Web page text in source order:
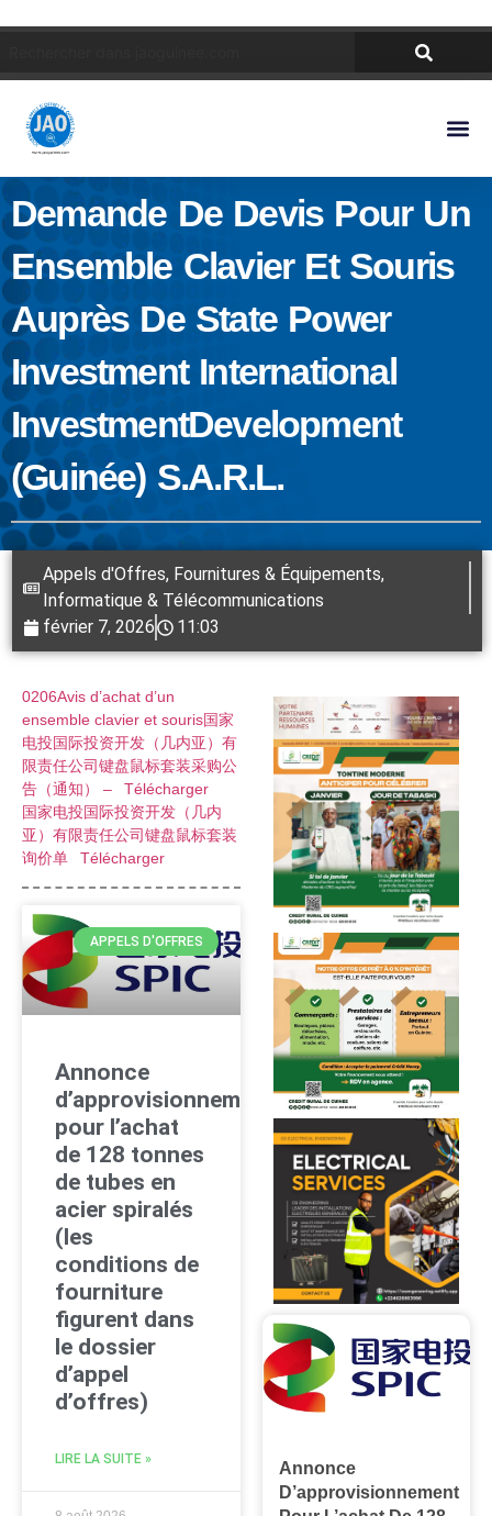
Demande De Devis Pour Un
Ensemble Clavier Et Souris
Auprès De State Power
Investment International
InvestmentDevelopment
(Guinée) S.A.R.L.
Appels d'Offres, Fournitures & Équipements,
Informatique & Télécommunications
février 7, 2026
11:03
0206Avis d’achat d’un
ensemble clavier et souris国家
电投国际投资开发（几内亚）有
限责任公司键盘鼠标套装采购公
告（通知） –
Télécharger
国家电投国际投资开发（几内
亚）有限责任公司键盘鼠标套装
询价单
Télécharger
APPELS D'OFFRES
Annonce
d’approvisionnement
pour l’achat
de 128 tonnes
de tubes en
acier spiralés
(les
conditions de
fourniture
figurent dans
le dossier
d’appel
d’offres)
LIRE LA SUITE »
Annonce
D’approvisionnement